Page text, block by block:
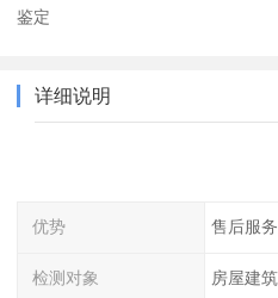
鉴定
详细说明
优势 售后服
检测对象 房屋建筑